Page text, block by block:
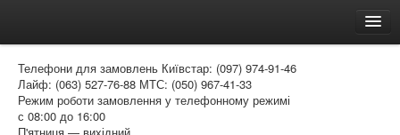
Доставка и оплата
Как заказать
Телефони для замовлень Київстар: (097) 974-91-46
Лайф: (063) 527-76-88 МТС: (050) 967-41-33
Режим роботи замовлення у телефонному режимі
с 08:00 до 16:00